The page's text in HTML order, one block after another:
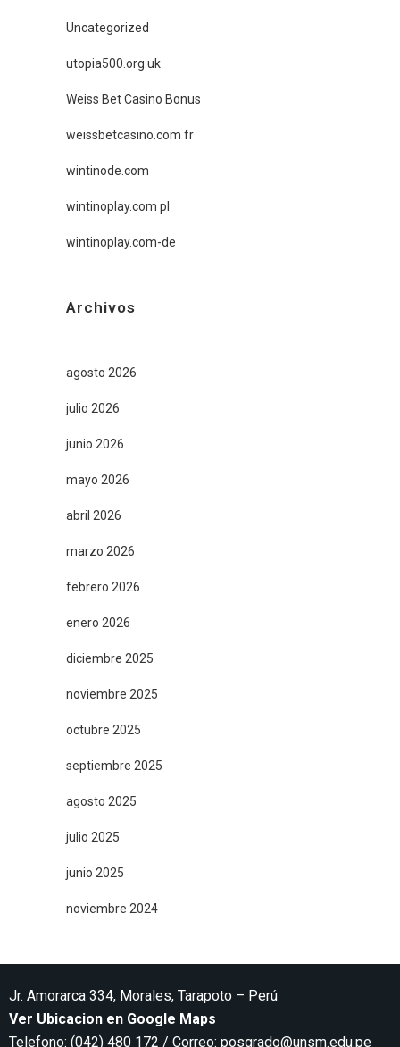
Uncategorized
utopia500.org.uk
Weiss Bet Casino Bonus
weissbetcasino.com fr
wintinode.com
wintinoplay.com pl
wintinoplay.com-de
Archivos
agosto 2026
julio 2026
junio 2026
mayo 2026
abril 2026
marzo 2026
febrero 2026
enero 2026
diciembre 2025
noviembre 2025
octubre 2025
septiembre 2025
agosto 2025
julio 2025
junio 2025
noviembre 2024
Jr. Amorarca 334, Morales, Tarapoto – Perú
Ver Ubicacion en Google Maps
Telefono: (042) 480 172 / Correo: posgrado@unsm.edu.pe